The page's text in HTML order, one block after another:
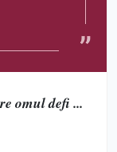
omul defi ...